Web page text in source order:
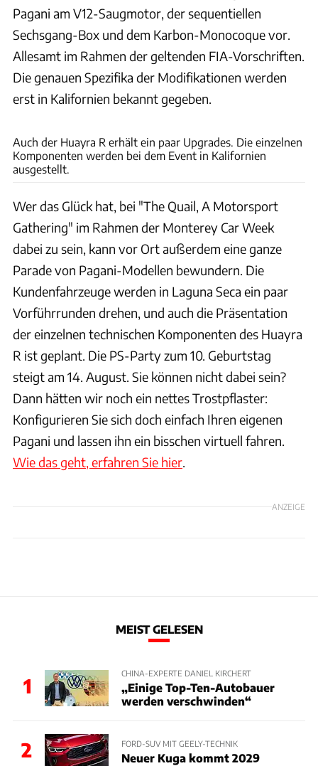
Pagani am V12-Saugmotor, der sequentiellen
Sechsgang-Box und dem Karbon-Monocoque vor.
Allesamt im Rahmen der geltenden FIA-Vorschriften.
Die genauen Spezifika der Modifikationen werden
erst in Kalifornien bekannt gegeben.
Auch der Huayra R erhält ein paar Upgrades. Die einzelnen
Komponenten werden bei dem Event in Kalifornien
ausgestellt.
Wer das Glück hat, bei "The Quail, A Motorsport
Gathering" im Rahmen der Monterey Car Week
dabei zu sein, kann vor Ort außerdem eine ganze
Parade von Pagani-Modellen bewundern. Die
Kundenfahrzeuge werden in Laguna Seca ein paar
Vorführrunden drehen, und auch die Präsentation
der einzelnen technischen Komponenten des Huayra
R ist geplant. Die PS-Party zum 10. Geburtstag
steigt am 14. August. Sie können nicht dabei sein?
Dann hätten wir noch ein nettes Trostpflaster:
Konfigurieren Sie sich doch einfach Ihren eigenen
Pagani und lassen ihn ein bisschen virtuell fahren.
Wie das geht, erfahren Sie hier.
ANZEIGE
MEIST GELESEN
1
CHINA-EXPERTE DANIEL KIRCHERT
„Einige Top-Ten-Autobauer
werden verschwinden“
2 FORD-SUV MIT GEELY-TECHNIK
Neuer Kuga kommt 2029